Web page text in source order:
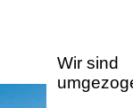
Wir sind